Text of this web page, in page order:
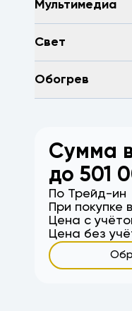
Мультимедиа
Свет
Обогрев
Сумма
до 501
По Трейд-ин
При покупке
Цена с
Цена без